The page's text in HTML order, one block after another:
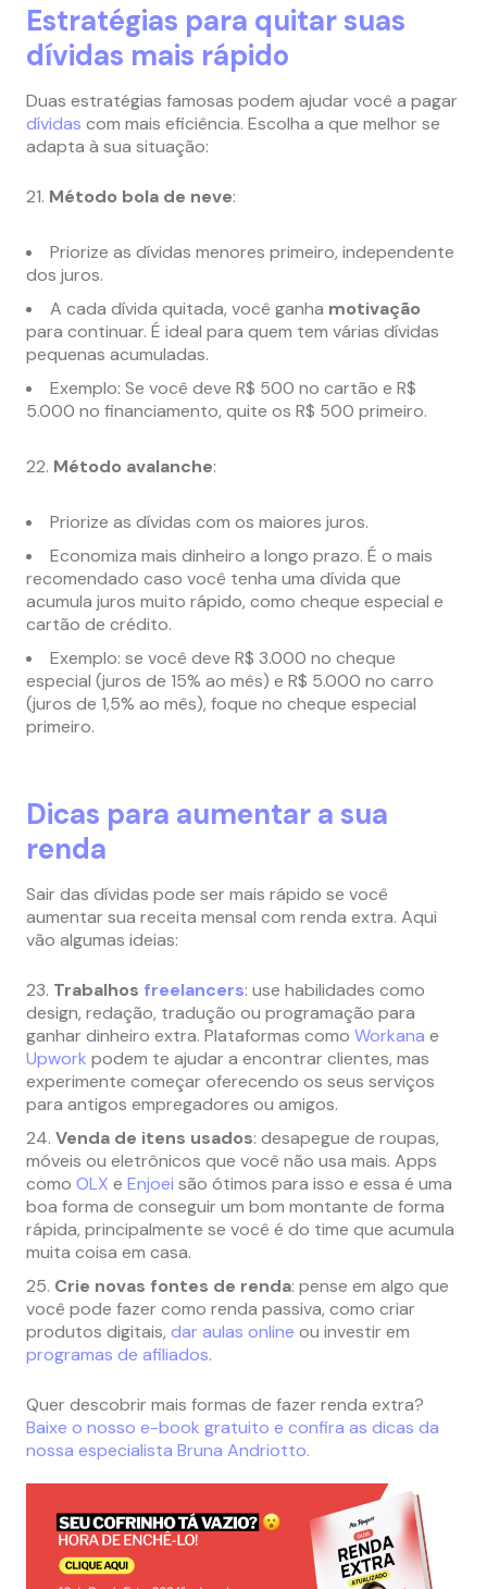
Estratégias para quitar suas
dívidas mais rápido
Duas estratégias famosas podem ajudar você a pagar
dívidas com mais eficiência. Escolha a que melhor se
adapta à sua situação:
Método bola de neve:
Priorize as dívidas menores primeiro, independente
dos juros.
A cada dívida quitada, você ganha motivação
para continuar. É ideal para quem tem várias dívidas
pequenas acumuladas.
Exemplo: Se você deve R$ 500 no cartão e R$
5.000 no financiamento, quite os R$ 500 primeiro.
Método avalanche:
Priorize as dívidas com os maiores juros.
Economiza mais dinheiro a longo prazo. É o mais
recomendado caso você tenha uma dívida que
acumula juros muito rápido, como cheque especial e
cartão de crédito.
Exemplo: se você deve R$ 3.000 no cheque
especial (juros de 15% ao mês) e R$ 5.000 no carro
(juros de 1,5% ao mês), foque no cheque especial
primeiro.
Dicas para aumentar a sua
renda
Sair das dívidas pode ser mais rápido se você
aumentar sua receita mensal com renda extra. Aqui
vão algumas ideias:
Trabalhos freelancers: use habilidades como
design, redação, tradução ou programação para
ganhar dinheiro extra. Plataformas como Workana e
Upwork podem te ajudar a encontrar clientes, mas
experimente começar oferecendo os seus serviços
para antigos empregadores ou amigos.
Venda de itens usados: desapegue de roupas,
móveis ou eletrônicos que você não usa mais. Apps
como OLX e Enjoei são ótimos para isso e essa é uma
boa forma de conseguir um bom montante de forma
rápida, principalmente se você é do time que acumula
muita coisa em casa.
Crie novas fontes de renda: pense em algo que
você pode fazer como renda passiva, como criar
produtos digitais, dar aulas online ou investir em
programas de afiliados.
Quer descobrir mais formas de fazer renda extra?
Baixe o nosso e-book gratuito e confira as dicas da
nossa especialista Bruna Andriotto.